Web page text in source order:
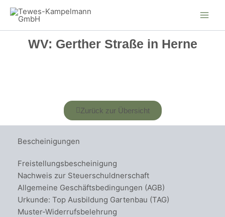
Zum
Inhalt
springen
WV: Gerther Straße in Herne
Zurück zur Übersicht
Bescheinigungen
Freistellungsbescheinigung
Nachweis zur Steuerschuldnerschaft
Allgemeine Geschäftsbedingungen (AGB)
Urkunde: Top Ausbildung Gartenbau (TAG)
Muster-Widerrufsbelehrung